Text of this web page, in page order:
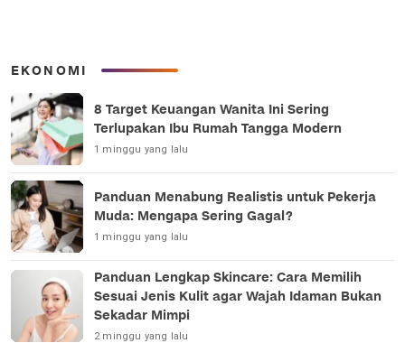
EKONOMI
8 Target Keuangan Wanita Ini Sering
Terlupakan Ibu Rumah Tangga Modern
1 minggu yang lalu
Panduan Menabung Realistis untuk Pekerja
Muda: Mengapa Sering Gagal?
1 minggu yang lalu
Panduan Lengkap Skincare: Cara Memilih
Sesuai Jenis Kulit agar Wajah Idaman Bukan
Sekadar Mimpi
2 minggu yang lalu